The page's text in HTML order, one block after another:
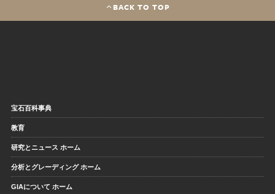
BACK TO TOP
宝石百科事典
教育
研究とニュース ホーム
分析とグレーディング ホーム
GIAについて ホーム